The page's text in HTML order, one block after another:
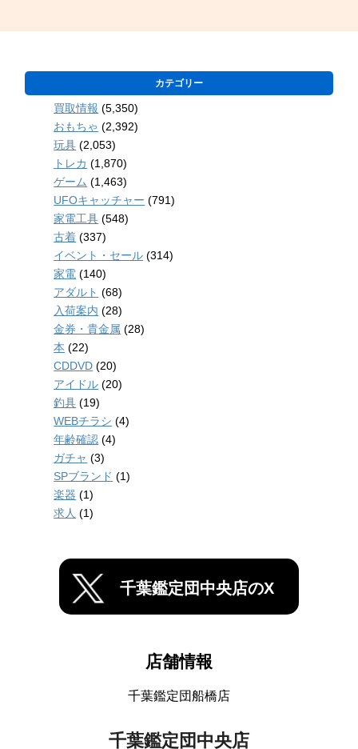
カテゴリー
買取情報 (5,350)
おもちゃ (2,392)
玩具 (2,053)
トレカ (1,870)
ゲーム (1,463)
UFOキャッチャー (791)
家電工具 (548)
古着 (337)
イベント・セール (314)
家電 (140)
アダルト (68)
入荷案内 (28)
金券・貴金属 (28)
本 (22)
CDDVD (20)
アイドル (20)
釣具 (19)
WEBチラシ (4)
年齢確認 (4)
ガチャ (3)
SPブランド (1)
楽器 (1)
求人 (1)
千葉鑑定団中央店のX
店舗情報
千葉鑑定団船橋店
千葉鑑定団中央店